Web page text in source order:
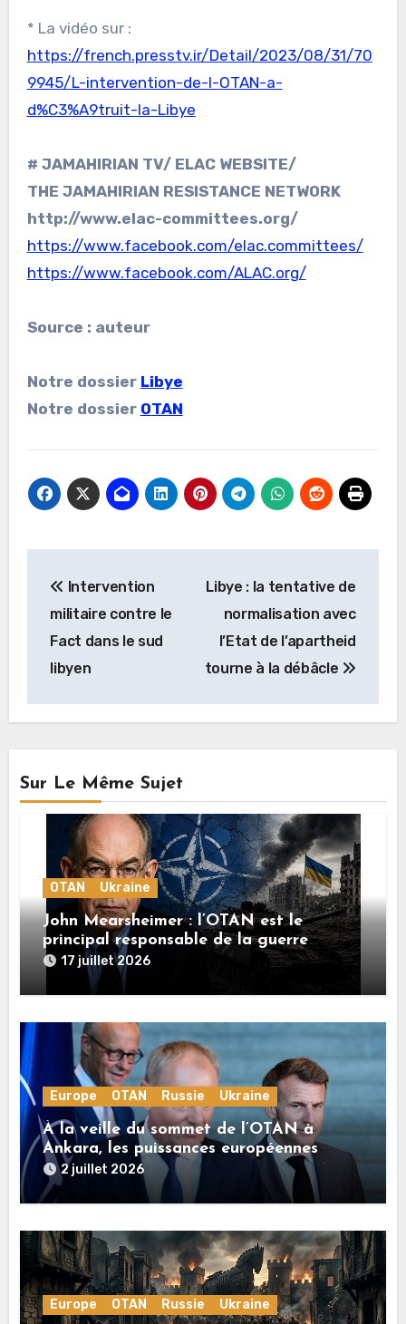
* La vidéo sur :
https://french.presstv.ir/Detail/2023/08/31/70
9945/L-intervention-de-l-OTAN-a-
d%C3%A9truit-la-Libye
# JAMAHIRIAN TV/ ELAC WEBSITE/
THE JAMAHIRIAN RESISTANCE NETWORK
http://www.elac-committees.org/
https://www.facebook.com/elac.committees/
https://www.facebook.com/ALAC.org/
Source : auteur
Notre dossier Libye
Notre dossier OTAN
de
l’article
Intervention
militaire contre le
Fact dans le sud
libyen
Libye : la tentative de
normalisation avec
l’Etat de l’apartheid
tourne à la débâcle
Sur Le Même Sujet
OTAN Ukraine
John Mearsheimer : l’OTAN est le
principal responsable de la guerre
en Ukraine
17 juillet 2026
Europe OTAN Russie Ukraine
À la veille du sommet de l’OTAN à
Ankara, les puissances européennes
poussent la guerre en Ukraine vers un
conflit direct avec la Russie
2 juillet 2026
Europe OTAN Russie Ukraine